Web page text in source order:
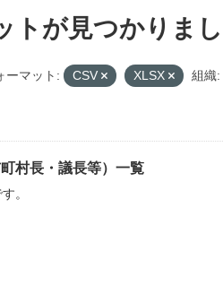
トが見つかりま
ーマット: CSV XLSX 組織:
村長・議長等）一覧
。